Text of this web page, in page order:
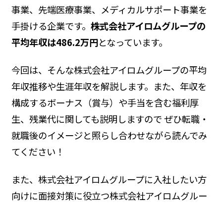
事業、先端医療事業、メディカルサポート事業を
手掛ける企業です。 株式会社アイロムグループの
平均年収は486.2万円となっています。
今回は、そんな株式会社アイロムグループの平均
年収推移や生涯年収を解説します。また、年収を
構成するボーナス（賞与）や手当を含む福利厚
生、残業代に関しても説明しますので ぜひ転職・
就職後のイメージと照らし合わせながら読んでみ
てください！
また、株式会社アイロムグループに入社したい方
向けに面接対策に役立つ株式会社アイロムグルー